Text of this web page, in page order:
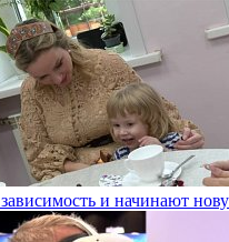
и начинают